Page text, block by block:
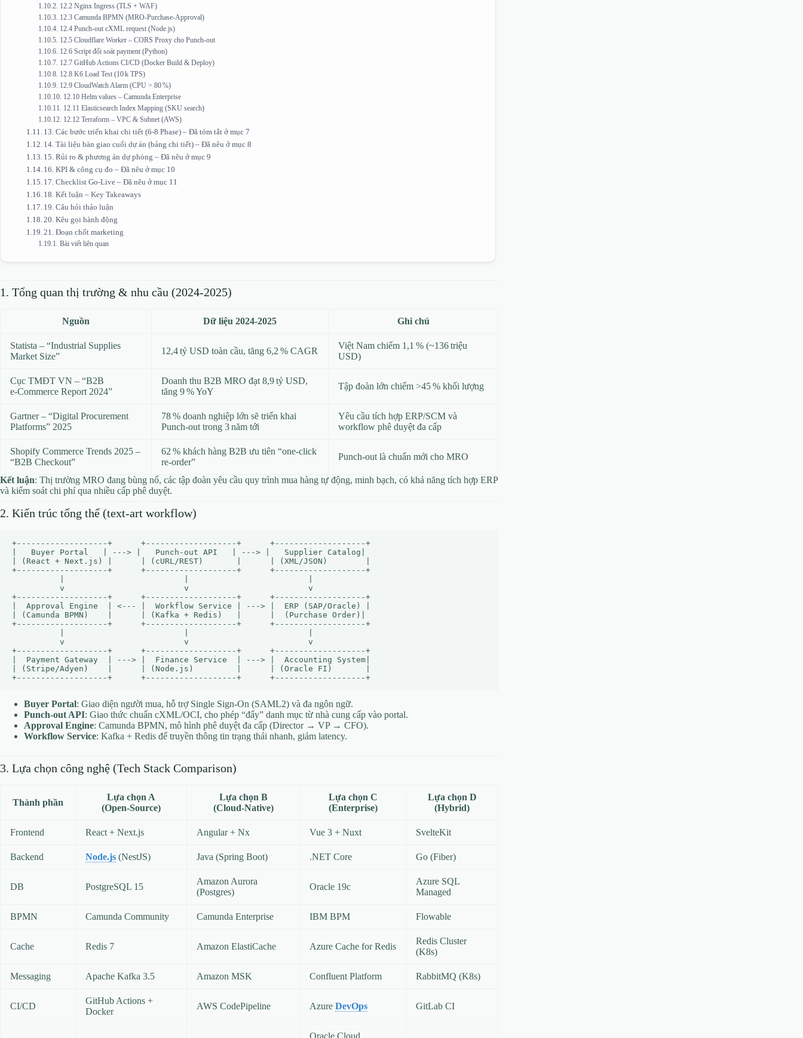
12.2 Nginx Ingress (TLS + WAF)
12.3 Camunda BPMN (MRO‑Purchase‑Approval)
12.4 Punch‑out cXML request (Node.js)
12.5 Cloudflare Worker – CORS Proxy cho Punch‑out
12.6 Script đối soát payment (Python)
12.7 GitHub Actions CI/CD (Docker Build & Deploy)
12.8 K6 Load Test (10 k TPS)
12.9 CloudWatch Alarm (CPU > 80 %)
12.10 Helm values – Camunda Enterprise
12.11 Elasticsearch Index Mapping (SKU search)
12.12 Terraform – VPC & Subnet (AWS)
13. Các bước triển khai chi tiết (6‑8 Phase) – Đã tóm tắt ở mục 7
14. Tài liệu bàn giao cuối dự án (bảng chi tiết) – Đã nêu ở mục 8
15. Rủi ro & phương án dự phòng – Đã nêu ở mục 9
16. KPI & công cụ đo – Đã nêu ở mục 10
17. Checklist Go‑Live – Đã nêu ở mục 11
18. Kết luận – Key Takeaways
19. Câu hỏi thảo luận
20. Kêu gọi hành động
21. Đoạn chốt marketing
Bài viết liên quan
1. Tổng quan thị trường & nhu cầu (2024‑2025)
Nguồn Dữ liệu 2024‑2025 Ghi chú
Statista – “Industrial Supplies
Market Size”
12,4 tỷ USD toàn cầu, tăng 6,2 % CAGR
Việt Nam chiếm 1,1 % (~136 triệu
USD)
Cục TMĐT VN – “B2B
e‑Commerce Report 2024”
Doanh thu B2B MRO đạt 8,9 tỷ USD,
tăng 9 % YoY
Tập đoàn lớn chiếm >45 % khối lượng
Gartner – “Digital Procurement
Platforms” 2025
78 % doanh nghiệp lớn sẽ triển khai
Punch‑out trong 3 năm tới
Yêu cầu tích hợp ERP/SCM và
workflow phê duyệt đa cấp
Shopify Commerce Trends 2025 –
“B2B Checkout”
62 % khách hàng B2B ưu tiên “one‑click
re‑order”
Punch‑out là chuẩn mới cho MRO
Kết luận: Thị trường MRO đang bùng nổ, các tập đoàn yêu cầu quy trình mua hàng tự động, minh bạch, có khả năng tích hợp ERP
và kiểm soát chi phí qua nhiều cấp phê duyệt.
2. Kiến trúc tổng thể (text‑art workflow)
+-------------------+      +-------------------+      +-------------------+
|   Buyer Portal   | ---> |   Punch‑out API   | ---> |   Supplier Catalog|
| (React + Next.js) |      | (cURL/REST)       |      | (XML/JSON)        |
+-------------------+      +-------------------+      +-------------------+
          v                         v                         v
+-------------------+      +-------------------+      +-------------------+
|  Approval Engine  | <--- |  Workflow Service | ---> |  ERP (SAP/Oracle) |
| (Camunda BPMN)    |      | (Kafka + Redis)   |      |  (Purchase Order)|
+-------------------+      +-------------------+      +-------------------+
          v                         v                         v
+-------------------+      +-------------------+      +-------------------+
|  Payment Gateway  | ---> |  Finance Service  | ---> |  Accounting System|
| (Stripe/Adyen)    |      | (Node.js)         |      | (Oracle FI)       |
Buyer Portal: Giao diện người mua, hỗ trợ Single Sign‑On (SAML2) và đa ngôn ngữ.
Punch‑out API: Giao thức chuẩn cXML/OCI, cho phép “đẩy” danh mục từ nhà cung cấp vào portal.
Approval Engine: Camunda BPMN, mô hình phê duyệt đa cấp (Director → VP → CFO).
Workflow Service: Kafka + Redis để truyền thông tin trạng thái nhanh, giảm latency.
3. Lựa chọn công nghệ (Tech Stack Comparison)
Thành phần
Lựa chọn A
(Open‑Source)
Lựa chọn B
(Cloud‑Native)
Lựa chọn C
(Enterprise)
Lựa chọn D
(Hybrid)
Frontend React + Next.js Angular + Nx Vue 3 + Nuxt SvelteKit
Backend Node.js (NestJS) Java (Spring Boot) .NET Core Go (Fiber)
DB PostgreSQL 15
Amazon Aurora
(Postgres)
Oracle 19c
Azure SQL
Managed
BPMN Camunda Community Camunda Enterprise IBM BPM Flowable
Cache Redis 7 Amazon ElastiCache Azure Cache for Redis
Redis Cluster
(K8s)
Messaging Apache Kafka 3.5 Amazon MSK Confluent Platform RabbitMQ (K8s)
CI/CD
GitHub Actions +
Docker
AWS CodePipeline Azure DevOps GitLab CI